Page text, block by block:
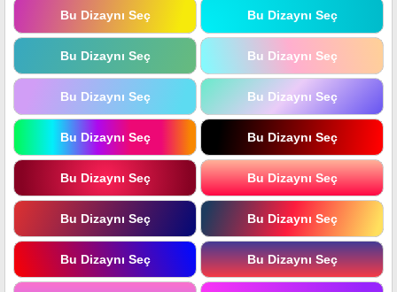
Bu Dizaynı Seç Bu Dizaynı Seç
Bu Dizaynı Seç Bu Dizaynı Seç
Bu Dizaynı Seç Bu Dizaynı Seç
Bu Dizaynı Seç Bu Dizaynı Seç
Bu Dizaynı Seç Bu Dizaynı Seç
Bu Dizaynı Seç Bu Dizaynı Seç
Bu Dizaynı Seç Bu Dizaynı Seç